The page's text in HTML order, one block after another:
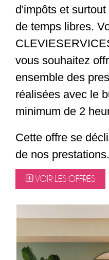
d'impôts et
de temps libres.
vous souhaitez
ensemble des
réalisées avec le
minimum de 2
Cette offre se
de nos prestations.
VOIR LES OFFRES